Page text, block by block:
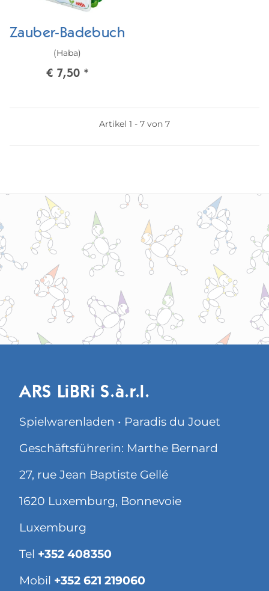
Zauber-Badebuch
(Haba)
€ 7,50 *
Artikel 1 - 7 von 7
ARS LiBRi S.à.r.l.
Spielwarenladen • Paradis du Jouet
Geschäftsführerin: Marthe Bernard
27, rue Jean Baptiste Gellé
1620 Luxemburg, Bonnevoie
Luxemburg
Tel +352 408350
Mobil +352 621 219060